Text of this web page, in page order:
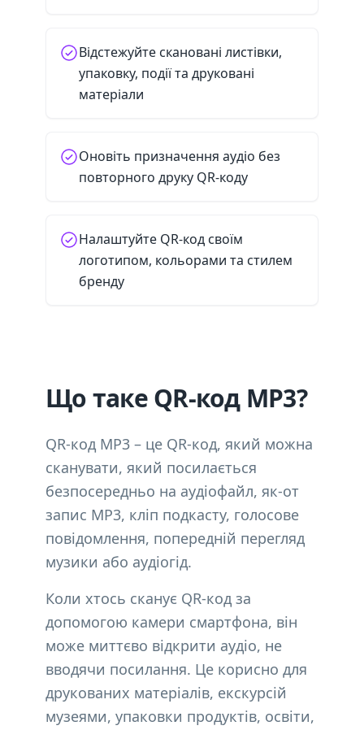
Відстежуйте скановані листівки,
упаковку, події та друковані
матеріали
Оновіть призначення аудіо без
повторного друку QR-коду
Налаштуйте QR-код своїм
логотипом, кольорами та стилем
бренду
Що таке QR-код MP3?
QR-код MP3 – це QR-код, який можна
сканувати, який посилається
безпосередньо на аудіофайл, як-от
запис MP3, кліп подкасту, голосове
повідомлення, попередній перегляд
музики або аудіогід.
Коли хтось сканує QR-код за
допомогою камери смартфона, він
може миттєво відкрити аудіо, не
вводячи посилання. Це корисно для
друкованих матеріалів, екскурсій
музеями, упаковки продуктів, освіти,